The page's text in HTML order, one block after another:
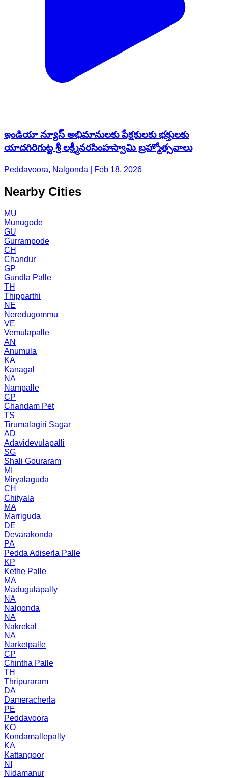
ఇండియా న్యూస్ అభిమానులకు పేక్షకులకు భక్తులకు
యాదగిరిగుట్ట శ్రీ లక్ష్మీనరసింహస్వామి బ్రహ్మోత్సవాలు
Peddavoora, Nalgonda | Feb 18, 2026
Nearby Cities
MU
Munugode
GU
Gurrampode
CH
Chandur
GP
Gundla Palle
TH
Thipparthi
NE
Neredugommu
VE
Vemulapalle
AN
Anumula
KA
Kanagal
NA
Nampalle
CP
Chandam Pet
TS
Tirumalagiri Sagar
AD
Adavidevulapalli
SG
Shali Gouraram
MI
Miryalaguda
CH
Chityala
MA
Marriguda
DE
Devarakonda
PA
Pedda Adiserla Palle
KP
Kethe Palle
MA
Madugulapally
NA
Nalgonda
NA
Nakrekal
NA
Narketpalle
CP
Chintha Palle
TH
Thripuraram
DA
Dameracherla
PE
Peddavoora
KO
Kondamallepally
KA
Kattangoor
NI
Nidamanur